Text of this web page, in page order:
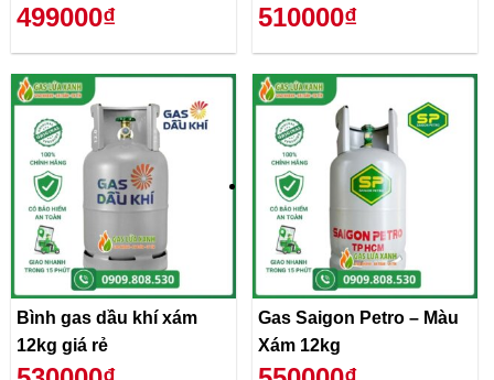
499000₫ 510000₫
Bình gas dầu khí xám
12kg giá rẻ
Gas Saigon Petro – Màu
Xám 12kg